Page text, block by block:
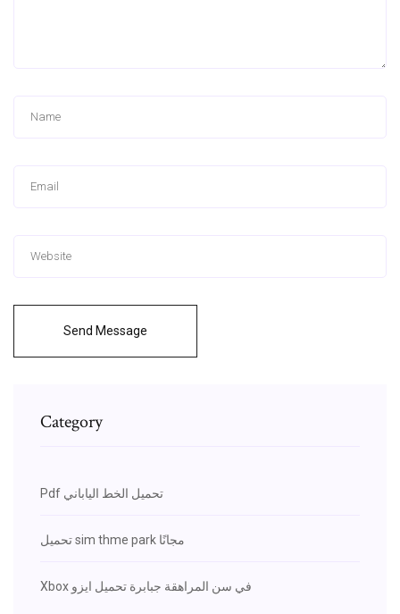
Send Message
Category
Pdf تحميل الخط الياباني
تحميل sim thme park مجانًا
Xbox في سن المراهقة جبابرة تحميل ايزو